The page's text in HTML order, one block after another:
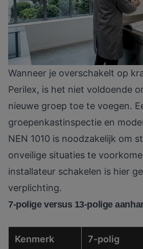
Wanneer je overschakelt op
Perilex, is het niet voldoende
nieuwe groep toe te voegen.
groepenkastinspectie en
NEN 1010 is noodzakelijk om
onveilige situaties te
installateur schakelen is hier
verplichting.
7-polige versus 13-polige
Kenmerk 7-polig